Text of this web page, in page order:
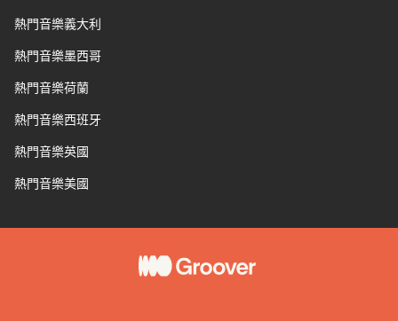
熱門音樂義大利
熱門音樂墨西哥
熱門音樂荷蘭
熱門音樂西班牙
熱門音樂英國
熱門音樂美國